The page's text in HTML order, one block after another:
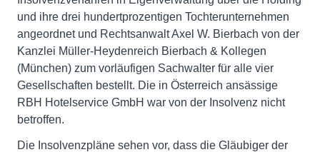
und ihre drei hundertprozentigen Tochterunternehmen
angeordnet und Rechtsanwalt Axel W. Bierbach von der
Kanzlei Müller-Heydenreich Bierbach & Kollegen
(München) zum vorläufigen Sachwalter für alle vier
Gesellschaften bestellt. Die in Österreich ansässige
RBH Hotelservice GmbH war von der Insolvenz nicht
betroffen.
Die Insolvenzpläne sehen vor, dass die Gläubiger der